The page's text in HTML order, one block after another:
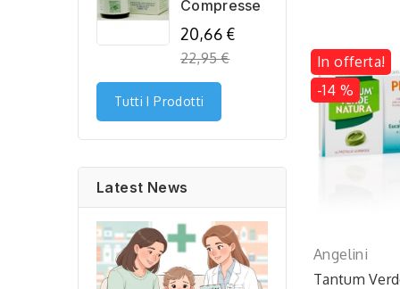
Compresse
20,66 €
22,95 €
Tutti I Prodotti
Latest News
In offerta!
-14 %
Angelini
Tantum